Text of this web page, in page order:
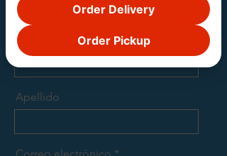
Primer nombre
Apellido
Order Delivery
Order Pickup